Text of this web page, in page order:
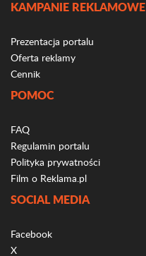
KAMPANIE REKLAMOWE
Prezentacja portalu
Oferta reklamy
Cennik
POMOC
FAQ
Regulamin portalu
Polityka prywatności
Film o Reklama.pl
SOCIAL MEDIA
Facebook
X